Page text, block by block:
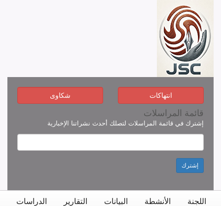
انتهاكات شكاوى
قائمة المراسلات
إشترك في قائمة المراسلات لتصلك أحدث نشراتنا الإخبارية
إشترك
اللجنة الأنشطة البيانات التقارير الدراسات